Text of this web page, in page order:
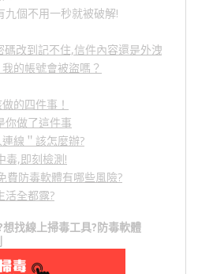
九個不用一秒就被破解!
改到記不住,信件內容還是外洩？」,
的帳號會被盜嗎？
的四件事！
你做了這件事
線＂該怎麼辦?
毒,即刻檢測!
費防毒軟體有哪些風險?
活全都露?
找線上掃毒工具?防毒軟體